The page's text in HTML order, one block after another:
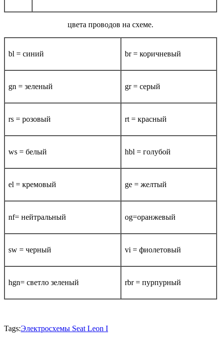
цвета проводов на схеме.
bl = синий br = коричневый
gn = зеленый gr = серый
rs = розовый rt = красный
ws = белый hbl = голубой
el = кремовый ge = желтый
nf= нейтральный og=оранжевый
sw = черный vi = фиолетовый
hgn= светло зеленый rbr = пурпурный
Tags:Электросхемы Seat Leon I